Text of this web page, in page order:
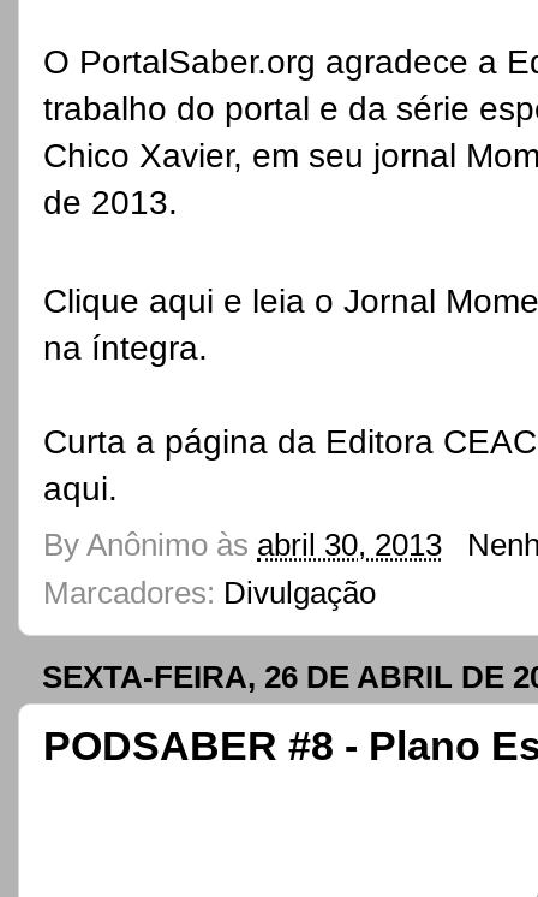
O PortalSaber.org agradece a
trabalho do portal e da série
Chico Xavier, em seu jornal
de 2013.
Clique aqui e leia o Jornal
na íntegra.
Curta a página da Editora
aqui.
By Anônimo às abril 30, 2013
Marcadores: Divulgação
SEXTA-FEIRA, 26 DE ABRIL DE
PODSABER #8 - Plano